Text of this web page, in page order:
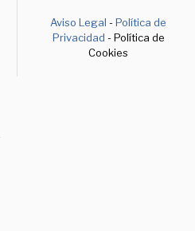
Aviso Legal -Política de
Privacidad - Política de
Cookies